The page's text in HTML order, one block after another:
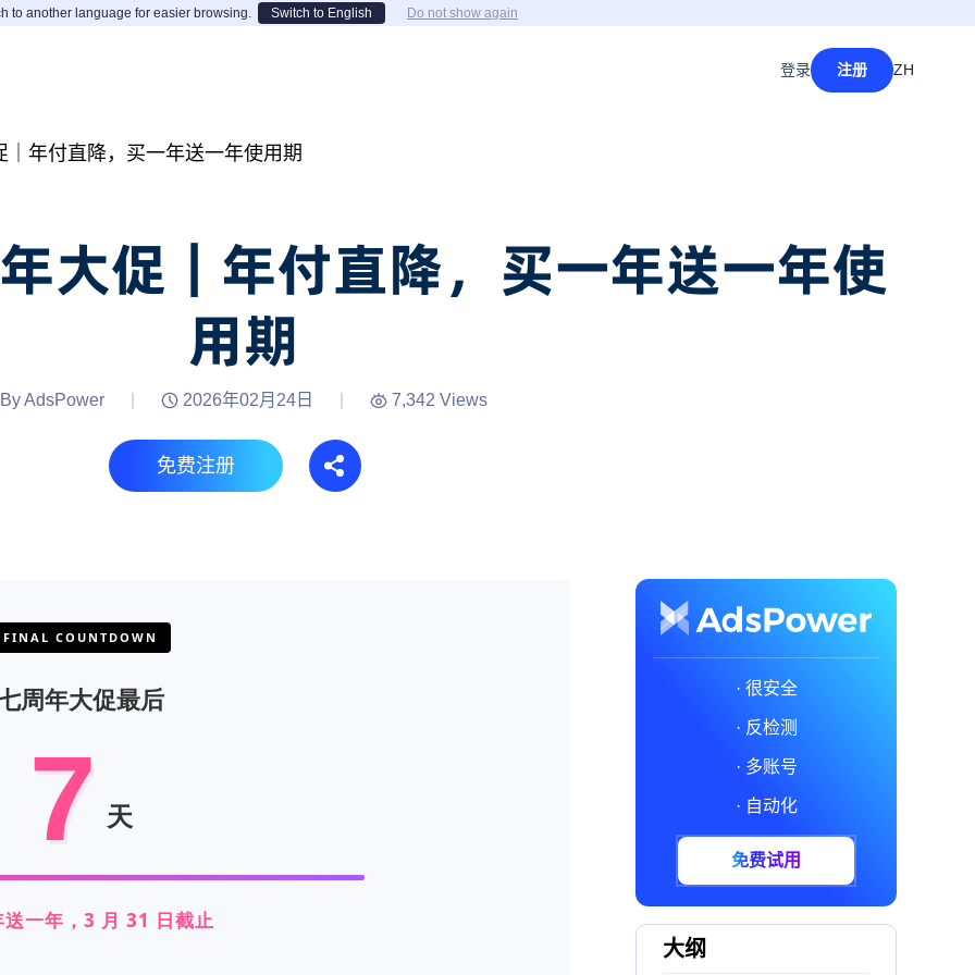
to another language for easier browsing. Switch to English Do not show again
登录 注册 ZH
年付直降，买一年送一年使用期
大促｜年付直降，买一年送一年使
用期
By AdsPower 2026年02月24日 7,342 Views
免费注册
FINAL COUNTDOWN
周年大促最后
7 天
送一年，3 月 31 日截止
· 很安全
· 反检测
· 多账号
· 自动化
免费试用
大纲